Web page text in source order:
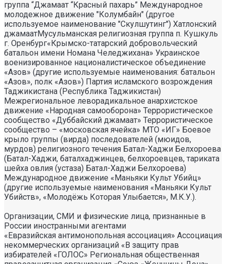
группа “Джамаат “Красный пахарь” Международное
молодежное движение "Колумбайн" (другое
используемое наименование "Скулшутинг") Хатлонский
джамаатМусульманская религиозная группа п. Кушкуль
г. Оренбург«Крымско-татарский добровольческий
батальон имени Номана Челеджихана» Украинское
военизированное националистическое объединение
«Азов» (другие используемые наименования: батальон
«Азов», полк «Азов») Партия исламского возрождения
Таджикистана (Республика Таджикистан)
Межрегиональное леворадикальное анархистское
движение «Народная самооборона» Террористическое
сообщество «Дуббайский джамаат» Террористическое
сообщество – «московская ячейка» МТО «ИГ» Боевое
крыло группы (вирда) последователей (мюидов,
мурдов) религиозного течения Батал-Хаджи Белхороева
(Батал-Хаджи, баталхаджинцев, белхороевцев, тариката
шейха овлия (устаза) Батал-Хаджи Белхороева)
Международное движение «Маньяки Культ Убийц»
(другие используемые наименования «Маньяки Культ
Убийств», «Молодёжь Которая Улыбается», М.К.У.).
Организации, СМИ и физические лица, признанные в
России иностранными агентами
«Евразийская антимонопольная ассоциация» Ассоциация некоммерческих организаций «В защиту прав избирателей «ГОЛОС» Региональная общественная правозащитная организация «Союз «Женщины Дона» Автономная некоммерческая научно- исследовательская организация «Центр социальной политики и гендерных исследований» Региональная общественная организация в защиту демократических прав и свобод «ГОЛОС» Некоммерческая организация Фонд «Костромской центр поддержки общественных инициатив» Калининградская региональная общественная организация «Экозащита!-Женсовет» Фонд содействия защите прав и свобод граждан «Общественный вердикт» Межрегиональная общественная организация Правозащитный Центр «Мемориал» Автономная некоммерческая организация «Юристы за конституционные права и свободы» Межрегиональная Ассоциация правозащитных общественных объединений «Правозащитная ассоциация» Санкт-Петербургская региональная общественная правозащитная организация «Солдатские матери Санкт-Петербурга» Фонд «Институт Развития Свободы Информации» Автономная некоммерческая организация «Научный центр международных исследований «ПИР» Ассоциация «Партнерство для развития» (Саратовская региональная общественная благотворительная организация) Частное учреждение «Информационное агентство МЕМО. РУ» Некоммерческое партнерство «Институт региональной прессы» Автономная некоммерческая организация «Московская школа гражданского просвещения» Архангельская региональная общественная организация социально- психологической и правовой помощи лесбиянкам, геям, бисексуалам и трансгендерам (ЛГБТ) «Ракурс» Карачаево-Черкесская Республиканская молодежная общественная организация «Союз молодых политологов» Общероссийское общественное движение защиты прав человека «За права человека» Краснодарская краевая общественная организация выпускников вузов Калининградская региональная общественная организация «Правозащитный центр» Региональная общественная организация «Общественная комиссия по сохранению наследия академика Сахарова» Санкт-Петербургская правозащитная общественная организация «Лига избирательниц» Фонд поддержки свободы прессы Санкт-Петербургская общественная правозащитная организация «Гражданский контроль» Автономная некоммерческая организация информационных и правовых услуг «Ресурсный правозащитный центр» Межрегиональная общественная правозащитная организация «Человек и Закон» Автономная некоммерческая организация «Центр социального проектирования «Возрождение» Межрегиональная общественная организация «Информационно- просветительский центр «Мемориал» Межрегиональная общественная организация «Комитет против пыток» «Частное учреждение в Санкт- Петербурге по административной поддержке реализации программ и проектов Совета Министров северных стран» Автономная некоммерческая правозащитная организация «Молодежный центр консультации и тренинга» Еврейское областное региональное отделение Общероссийской общественной организации «Муниципальная Академия» Некоммерческое партнерство «Институт развития прессы-Сибирь» Мурманская региональная общественная организация «Центр социально-психологической помощи и правовой поддержки жертв дискриминации и гомофобии «Максимум» Межрегиональный общественный фонд содействия развитию гражданского общества «ГОЛОС – Поволжье» Межрегиональная благотворительная общественная организация «Сибирский экологический центр» Фонд «Центр гражданского анализа и независимых исследований «ГРАНИ» Городская общественная организация «Самарский центр гендерных исследований» Региональный Фонд «Центр Защиты Прав Средств Массовой Информации» Челябинский региональный благотворительный общественный фонд «За природу» Челябинское региональное экологическое общественное движение «За природу» Общественное региональное движение «Новгородский Женский Парламент» Самарская региональная общественная организация содействия гармонизации межнациональных отношений «АЗЕРБАЙДЖАН» Мурманская региональная молодежная общественная организация «Гуманистическое движение молодежи» Мурманская региональная общественная экологическая организация «Беллона-Мурманск» Частное учреждение дополнительного профессионального образования «Учебный центр экологии и безопасности» Фонд поддержки социальных проектов «Миграция XXI век» Ростовская городская общественная организация «ЭКО-ЛОГИКА» Автономная некоммерческая организация «Центр антикоррупционных исследований и инициатив «Трансперенси Интернешнл-Р» Озерская городская социально- экологическая общественная организация «Планета надежд» Новосибирский областной общественный фонд «Фонд защиты прав потребителей» Региональная общественная благотворительная организация помощи беженцам и мигрантам «Гражданское содействие» Фонд поддержки расследовательской журналистики – Фонд 19/29 Калининградская региональная общественная организация информационно-правовых программ «Женская лига» Автономная некоммерческая организация «Мемориальный центр истории политических репрессий «Пермь-36» Ассоциация «Экспертно-правовое партнерство «Союз» Некоммерческое партнерство «Клуб бухгалтеров и аудиторов некоммерческих организаций» «Частное учреждение в Калининграде по административной поддержке реализации программ и проектов Совета Министров северных стран» Межрегиональная благотворительная общественная организация «Центр развития некоммерческих организаций» Негосударственное образовательное учреждение дополнительного профессионального образования (повышение квалификации) специалистов «АКАДЕМИЯ ПО ПРАВАМ ЧЕЛОВЕКА» Свердловская региональная общественная организация «Сутяжник» Нижегородская региональная общественная организация «Экологический центр «Дронт» ФОНД НЕКОММЕРЧЕСКИХ ПРОГРАММ ДМИТРИЯ ЗИМИНА «ДИНАСТИЯ» НЕКОММЕРЧЕСКАЯ ОРГАНИЗАЦИЯ НАУЧНЫЙ ФОНД ТЕОРЕТИЧЕСКИХ И ПРИКЛАДНЫХ ИССЛЕДОВАНИЙ «ЛИБЕРАЛЬНАЯ МИССИЯ» Территориальное объединение работодателей «Ефремовский районный союз промышленников и предпринимателей» Региональная общественная организация «Центр независимых исследователей Республики Алтай» ФОНД "СИБИРСКИЙ ЦЕНТР ПОДДЕРЖКИ ОБЩЕСТВЕННЫХ ИНИЦИАТИВ" РЕСПУБЛИКАНСКАЯ МОЛОДЕЖНАЯ ОБЩЕСТВЕННАЯ ОРГАНИЗАЦИЯ «НУОРИ КАРЬЯЛА» («МОЛОДАЯ КАРЕЛИЯ) МЕЖРЕГИОНАЛЬНЫЙ ОБЩЕСТВЕННЫЙ ФОНД МИРА НА ЮГЕ И СЕВЕРНОМ КАВКАЗЕ Автономная некоммерческая организация «Центр независимых социологических исследований» Автономная некоммерческая организация «Центр информации «ФРИИНФОРМ» Региональная общественная организация содействия охране репродуктивного здоровья граждан «Народонаселение и Развитие» Алтайская краевая общественная организация «Геблеровское экологическое общество» АССОЦИАЦИЯ «СОДЕЙСТВИЕ В ПРАВОВОЙ ЗАЩИТЕ НАСЕЛЕНИЯ «ПРАВОВАЯ ОСНОВА» Межрегиональная общественная организация «Северная природоохранная коалиция» КОМИ РЕГИОНАЛЬНАЯ ОБЩЕСТВЕННАЯ ОРГАНИЗАЦИЯ «КОМИССИЯ ПО ЗАЩИТЕ ПРАВ ЧЕЛОВЕКА «МЕМОРИАЛ» Алтайский краевой эколого- культурный общественный фонд «Алтай-21век» МЕЖРЕГИОНАЛЬНЫЙ ОБЩЕСТВЕННЫЙ ФОНД СОДЕЙСТВИЯ РАЗВИТИЮ ГРАЖДАНСКОГО ОБЩЕСТВА «ГОЛОС – УРАЛ» ФОНД ПОДДЕРЖКИ СРЕДСТВ МАССОВОЙ ИНФОРМАЦИИ «СРЕДА» Нижегородская областная социально- экологическая общественная организация «Зеленый мир» ФОНД «ГРАЖДАНСКОЕ ДЕЙСТВИЕ» Некоммерческое партнерство «Альянс фондов местных сообществ Пермского края» Кабардино-Балкарский республиканский общественный правозащитный центр Региональное отделение Общероссийского общественного движения «За права человека» ЧЕЧЕНСКАЯ РЕГИОНАЛЬНАЯ ОБЩЕСТВЕННАЯ ОРГАНИЗАЦИЯ «ПРАВОЗАЩИТНЫЙ ЦЕНТР ЧЕЧЕНСКОЙ РЕСПУБЛИКИ» Межрегиональный общественный экологический фонд «ИСАР-СИБИРЬ» ОБЩЕСТВЕННАЯ ОРГАНИЗАЦИЯ «ПЕРМСКИЙ РЕГИОНАЛЬНЫЙ ПРАВОЗАЩИТНЫЙ ЦЕНТР» Региональная общественная организация по улучшению качества жизни общества «Сибирская линия жизни» Фонд в поддержку демократии «ГОЛОС» Региональная общественная организация «Еврейский общинный культурный центр Рязанской области «Хесед-Тшува» Региональная общественная организация «Экологическая вахта Сахалина» Региональная общественная организация «Экологическая вахта Сахалина» Автономная некоммерческая организация «Информационно- исследовательский центр «Ясавэй Манзара» Межрегиональная общественная благотворительная организация «Общество защиты прав потребителей и охраны окружающей среды «ПРИНЦИПЪ» Автономная некоммерческая организация «Дальневосточный центр развития гражданских инициатив и социального партнерства» Союз общественных объединений «Российский исследовательский центр по правам человека» Фонд содействия развитию гражданского общества и правам человека «Женщины Дона» Красноярское региональное экологическое общественное движение «Друзья сибирских лесов» Омская городская общественная организация «Фотоклуб «Со-бытие» Региональное общественное учреждение научно-информационный центр «МЕМОРИАЛ» Иркутская региональная общественная организация «Байкальская Экологическая Волна» Некоммерческая организация «Фонд защиты гласности» Автономная некоммерческая организация «Институт прав человека» Межрегиональная общественная организация «Центр содействия коренным малочисленным народам Севера» Местная общественная благотворительная экологическая организация Зеленый Мир Автономная некоммерческая организация «Правозащитная организация «МАШР» Калининградская региональная общественная организация содействия развитию женского сообщества «Мир женщины» Региональная общественная организация «Информационно- исследовательский центр «Панорама» Забайкальское краевое общественное учреждение «Общественный экологический центр «Даурия» Городская общественная организация «Екатеринбургское общество «МЕМОРИАЛ» Межрегиональная общественная организация «Комитет по предотвращению пыток» Межрегиональная общественная организация «Бюро общественных расследований» Нижегородская региональная общественная организация «Институт прогнозирования и урегулирования политических конфликтов» Городская общественная организация «Рязанское историко- просветительское и правозащитное общество «Мемориал» (Рязанский Мемориал) Санкт-Петербургская общественная организация «Общество содействия социальной защите граждан «Петербургская ЭГИДА» Челябинский региональный орган общественной самодеятельности